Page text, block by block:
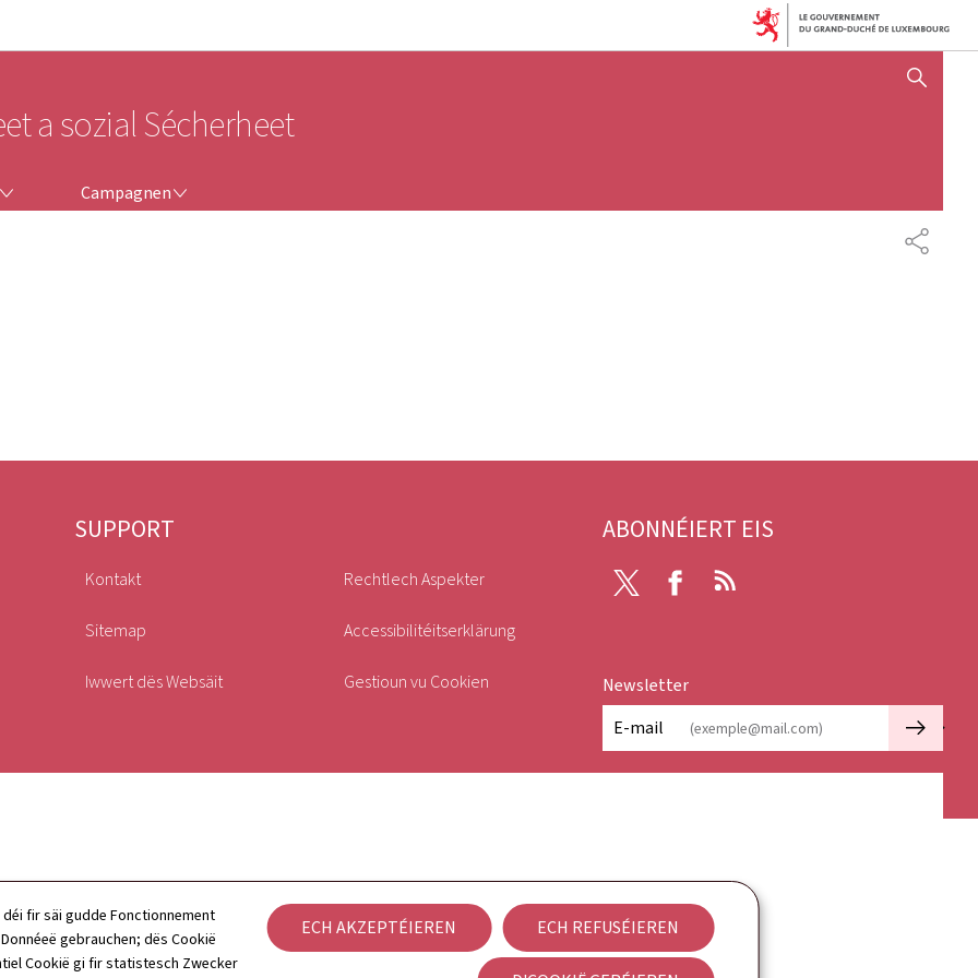
fir säi gudde Fonctionnement
gebrauchen; dës Cookië
Cookië gi fir statistesch Zwecker
ECH AKZEPTÉIEREN ECH REFUSÉIEREN
a sozial Sécherheet
SHOW HIDE SEARCH
Campagnen
SUPPORT
Kontakt
Sitemap
Iwwert dës Websäit
Rechtlech Aspekter
Accessibilitéitserklärung
Gestioun vu Cookien
ABONNÉIERT EIS
Facebook
Newsletter
E-mail
🡒